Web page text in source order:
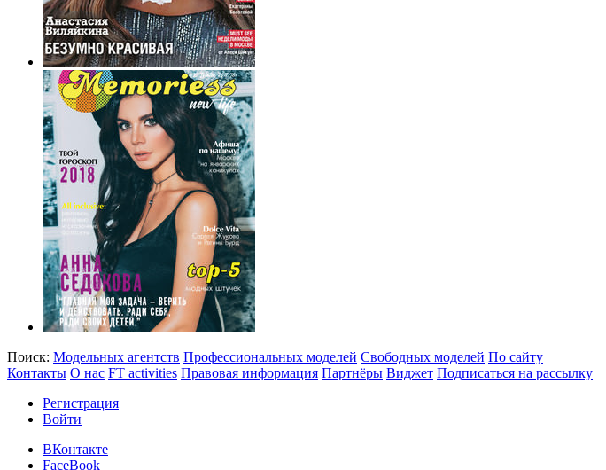
Поиск: Модельных агентств Профессиональных моделей Свободных моделей По сайту
Контакты О нас FT activities Правовая информация Партнёры Виджет Подписаться на рассылку
Регистрация
Войти
ВКонтакте
FaceBook